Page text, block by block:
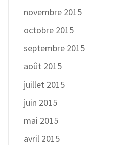
novembre 2015
octobre 2015
septembre 2015
août 2015
juillet 2015
juin 2015
mai 2015
avril 2015